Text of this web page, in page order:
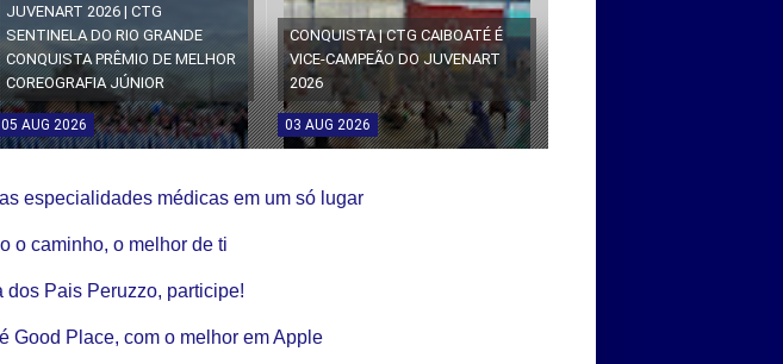
JUVENART 2026 | CTG
SENTINELA DO RIO GRANDE
CONQUISTA PRÊMIO DE MELHOR
COREOGRAFIA JÚNIOR
05 AUG 2026
CONQUISTA | CTG CAIBOATÉ É
VICE-CAMPEÃO DO JUVENART
2026
03 AUG 2026